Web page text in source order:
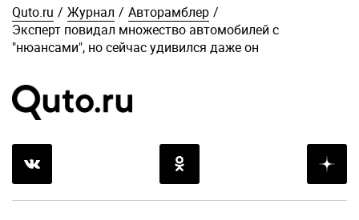
Quto.ru / Журнал / Авторамблер /
Эксперт повидал множество автомобилей с
"нюансами", но сейчас удивился даже он